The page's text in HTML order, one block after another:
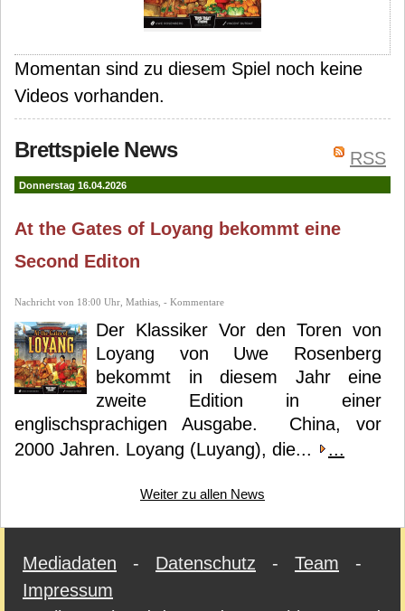
Momentan sind zu diesem Spiel noch keine
Videos vorhanden.
RSS
Brettspiele News
Donnerstag 16.04.2026
At the Gates of Loyang bekommt eine
Second Editon
Nachricht von 18:00 Uhr, Mathias, - Kommentare
Der Klassiker Vor den Toren von
Loyang von Uwe Rosenberg
bekommt in diesem Jahr eine
zweite Edition in einer
englischsprachigen Ausgabe. China, vor
2000 Jahren. Loyang (Luyang), die...
...
Weiter zu allen News
Mediadaten - Datenschutz - Team -
Impressum